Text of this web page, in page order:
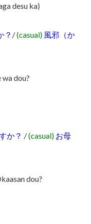
desu ka)
？ /(casual) 風邪（か
wa dou?
か？ /(casual) お母
dou?